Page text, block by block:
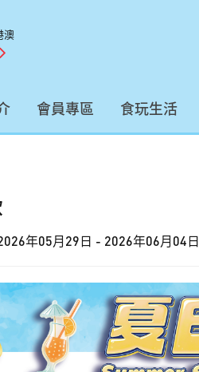
澳
會員專區 食玩生活
年05月29日 - 2026年06月04日